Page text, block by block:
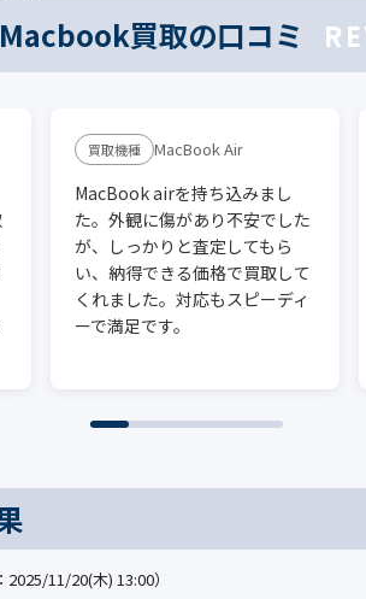
買取の口コミ
MacBook Air
MacBook airを持ち込みまし
た。外観に傷があり不安でした
が、しっかりと査定してもら
い、納得できる価格で買取して
くれました。対応もスピーディ
ーで満足です。
2025/11/20(木) 13:00）